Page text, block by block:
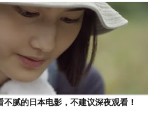
不腻的日本电影，不建议深夜观看！